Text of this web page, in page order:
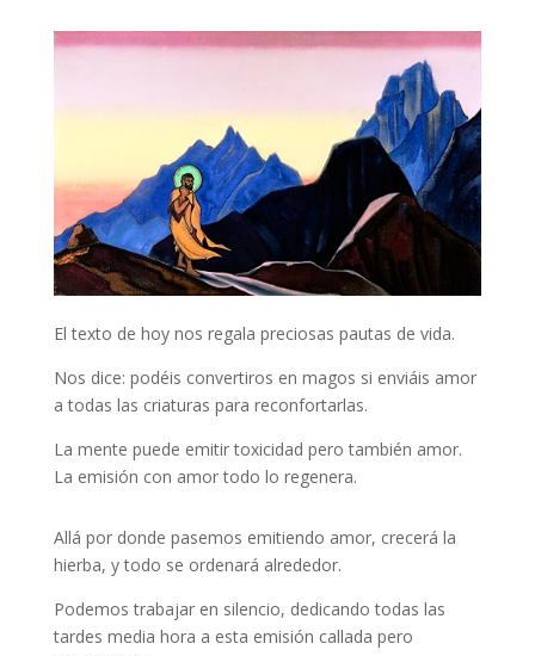
El texto de hoy nos regala preciosas pautas de vida.
Nos dice: podéis convertiros en magos si enviáis amor
a todas las criaturas para reconfortarlas.
La mente puede emitir toxicidad pero también amor.
La emisión con amor todo lo regenera.
Allá por donde pasemos emitiendo amor, crecerá la
hierba, y todo se ordenará alrededor.
Podemos trabajar en silencio, dedicando todas las
tardes media hora a esta emisión callada pero